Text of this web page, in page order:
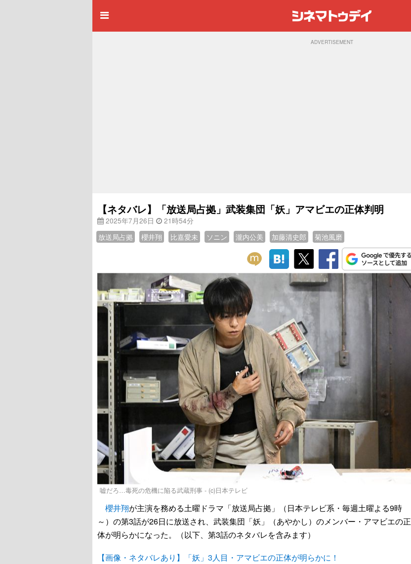
ADVERTISEMENT
【ネタバレ】「放送局占拠」武装集団「妖」アマビエの正体判明
2025年7月26日
21時54分
放送局占拠
櫻井翔 比嘉愛未 ソニン 瀧内公美 加藤清史郎 菊池風磨
嘘だろ…毒死の危機に陥る武蔵刑事 - (c)日本テレビ
櫻井翔が主演を務める土曜ドラマ「放送局占拠」（日本テレビ系・毎週土曜よる9時
～）の第3話が26日に放送され、武装集団「妖」（あやかし）のメンバー・アマビエの正
体が明らかになった。（以下、第3話のネタバレを含みます）
【画像・ネタバレあり】「妖」3人目・アマビエの正体が明らかに！